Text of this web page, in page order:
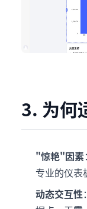
3. 为何
"惊艳"因素
专业的仪表
动态交互性